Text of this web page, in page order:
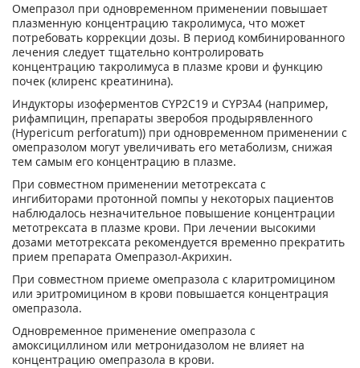
Омепразол при одновременном применении повышает
плазменную концентрацию такролимуса, что может
потребовать коррекции дозы. В период комбинированного
лечения следует тщательно контролировать
концентрацию такролимуса в плазме крови и функцию
почек (клиренс креатинина).
Индукторы изоферментов CYP2C19 и CYP3A4 (например,
рифампицин, препараты зверобоя продырявленного
(Hypericum perforatum)) при одновременном применении с
омепразолом могут увеличивать его метаболизм, снижая
тем самым его концентрацию в плазме.
При совместном применении метотрексата с
ингибиторами протонной помпы у некоторых пациентов
наблюдалось незначительное повышение концентрации
метотрексата в плазме крови. При лечении высокими
дозами метотрексата рекомендуется временно прекратить
прием препарата Омепразол-Акрихин.
При совместном приеме омепразола с кларитромицином
или эритромицином в крови повышается концентрация
омепразола.
Одновременное применение омепразола с
амоксициллином или метронидазолом не влияет на
концентрацию омепразола в крови.